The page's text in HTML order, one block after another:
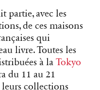
partie, avec les
de ces maisons
qui
livre. Toutes les
à la Tokyo
du 11 au 21
leurs collections